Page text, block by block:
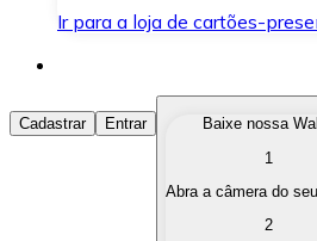
Ir para a loja de cartões-
Comprar Criptomoedas
Compre as criptomoedas de
Cadastrar Entrar
Baixe nossa
1
Abra a câmera do
2